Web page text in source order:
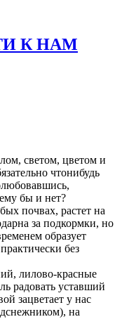
К НАМ
светом, цветом и
что­нибудь
бы и нет?
почвах, растет на
за подкормки, но
образует
без
лилово-красные
радовать уставший
зацветает у нас
на